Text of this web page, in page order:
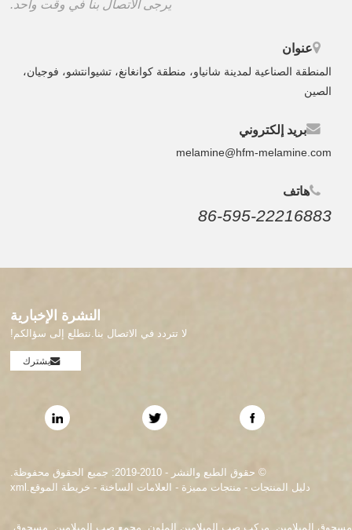
يرجى الاتصال بنا في وقت واحد.
عنوان
المنطقة الصناعية لمدينة شانياو، منطقة كوانغانغ، تشيوانتشو، فوجيان،
الصين
بريد إلكتروني
melamine@hfm-melamine.com
هاتف
86-595-22216883
النشرة الإخبارية
لا تتردد في الاتصال بنا.نتطلع إلى سؤالكم!
يشترك
© حقوق الطبع والنشر - 2010-2019: جميع الحقوق محفوظة.
دليل المنتجات - منتجات مميزة - العلامات الساخنة - خريطة الموقع.xml
مسحوق الميلامين, مركب صب الميلامين الملون, مجمع صب الميلامين, مسحوق